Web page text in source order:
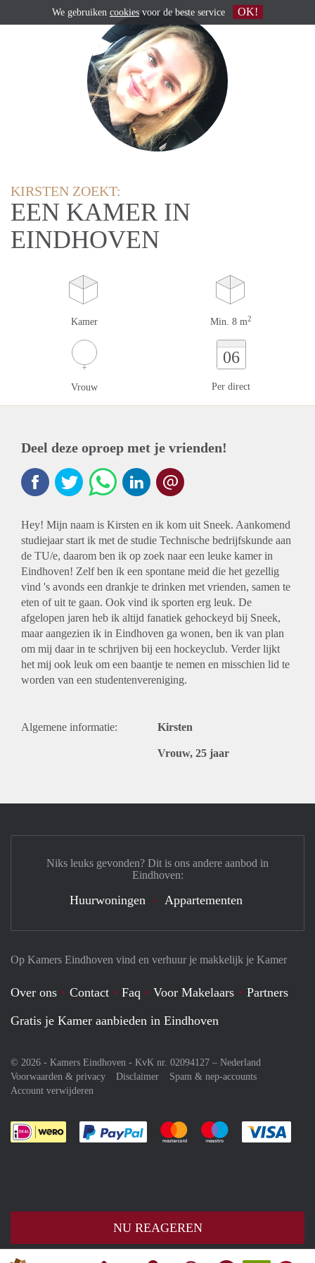
KIRSTEN ZOEKT:
EEN KAMER IN
EINDHOVEN
Kamer Min. 8 m2
Vrouw
06
Per direct
Deel deze oproep met je vrienden!
Hey! Mijn naam is Kirsten en ik kom uit Sneek. Aankomend
studiejaar start ik met de studie Technische bedrijfskunde aan
de TU/e, daarom ben ik op zoek naar een leuke kamer in
Eindhoven! Zelf ben ik een spontane meid die het gezellig
vind 's avonds een drankje te drinken met vrienden, samen te
eten of uit te gaan. Ook vind ik sporten erg leuk. De
afgelopen jaren heb ik altijd fanatiek gehockeyd bij Sneek,
maar aangezien ik in Eindhoven ga wonen, ben ik van plan
om mij daar in te schrijven bij een hockeyclub. Verder lijkt
het mij ook leuk om een baantje te nemen en misschien lid te
worden van een studentenvereniging.
Algemene informatie: Kirsten
Vrouw, 25 jaar
NU REAGEREN
Op Kamers Eindhoven vind en verhuur je makkelijk je Kamer
Over ons Contact Faq Voor Makelaars
Partners
Gratis je Kamer aanbieden in Eindhoven
© 2026 - Kamers Eindhoven - KvK nr. 02094127 – Nederland
Voorwaarden & privacy
Disclaimer
Spam & nep-accounts
Account verwijderen
Je rekent gemakkelijk af met Paypal
Je rekent gemakkelijk af met
Je rekent
Niks leuks gevonden? Dit is ons andere aanbod in
Eindhoven:
Huurwoningen Appartementen
We gebruiken cookies voor de beste service OK!